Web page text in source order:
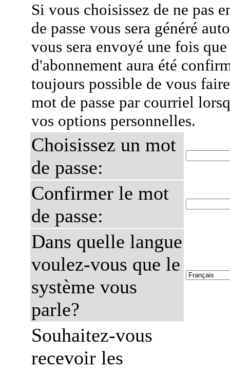
Si vous choisissez de ne pas
de passe vous sera généré
vous sera envoyé une fois
d'abonnement aura été
toujours possible de vous
mot de passe par courriel
vos options personnelles.
Choisissez un mot
de passe:
Confirmer le mot
de passe:
Dans quelle langue
voulez-vous que le
système vous
parle?
Souhaitez-vous
recevoir les